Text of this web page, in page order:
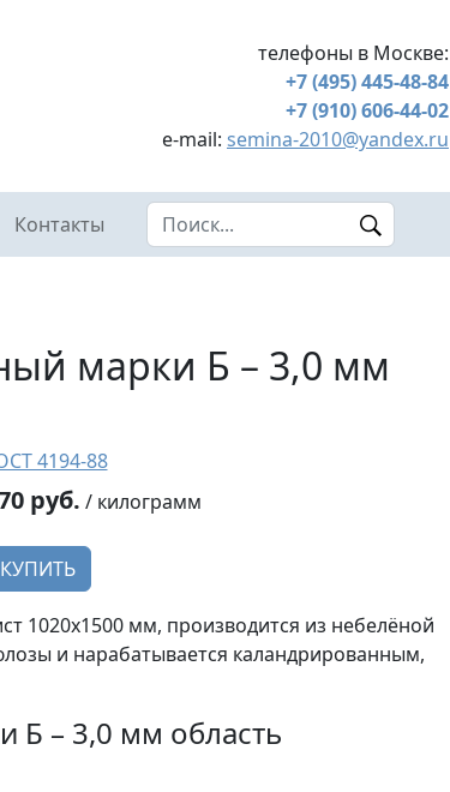
телефоны в Москве:
+7 (495) 445-48-84
+7 (910) 606-44-02
e-mail: semina-2010@yandex.ru
Контакты Search this site
марки Б – 3,0 мм
4194-88
руб. / килограмм
КУПИТЬ
1020х1500 мм, производится из небелёной
и нарабатывается каландрированным,
Б – 3,0 мм область